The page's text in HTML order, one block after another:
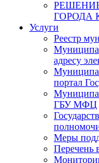
ГОРОДА
Услуги
Реестр
адресу
портал
ГБУ МФЦ
Меры
Перечень